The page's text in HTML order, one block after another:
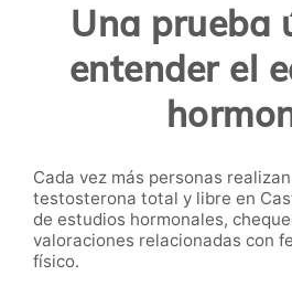
Una prueba
entender el
Cada vez más personas
testosterona total y libre en
de estudios hormonales,
valoraciones relacionadas con
físico.